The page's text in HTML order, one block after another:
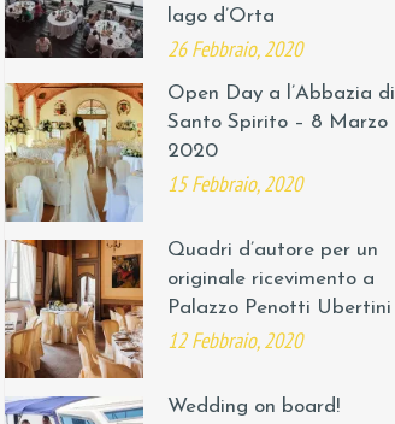
lago d’Orta
26 Febbraio, 2020
Open Day a l’Abbazia di
Santo Spirito – 8 Marzo
2020
15 Febbraio, 2020
Quadri d’autore per un
originale ricevimento a
Palazzo Penotti Ubertini
12 Febbraio, 2020
Wedding on board!